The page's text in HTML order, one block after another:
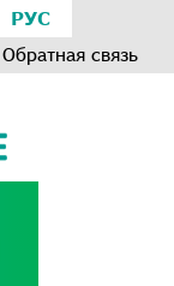
РУС
Обратная связь